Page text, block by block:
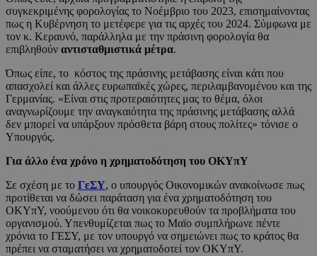
συγκεκριμένης φορολογίας το Νοέμβριο του 2023, επισημαίνοντας
πως η Κυβέρνηση το μετέφερε για τις αρχές του 2024. Σύμφωνα με
τον κ. Κεραυνό, παράλληλα με την πράσινη φορολογία θα
επιβληθούν αντισταθμιστικά μέτρα.
Όπως είπε, το κόστος της πράσινης μετάβασης είναι κάτι που
απασχολεί και άλλες ευρωπαϊκές χώρες, περιλαμβανομένου και της
Γερμανίας. «Είναι στις προτεραιότητες μας το θέμα, όλοι
αναγνωρίζουμε την αναγκαιότητα της πράσινης μετάβασης αλλά
δεν μπορεί να υπάρξουν πρόσθετα βάρη στους πολίτες» τόνισε ο
Υπουργός.
Για άλλο ένα χρόνο η χρηματοδότηση του ΟΚΥπΥ
Σε σχέση με το ΓεΣΥ, ο υπουργός Οικονομικών ανακοίνωσε πως
προτίθεται να δώσει παράταση για ένα χρηματοδότηση του
ΟΚΥπΥ, νοούμενου ότι θα νοικοκυρευθούν τα προβλήματα του
οργανισμού. Υπενθυμίζεται πως το Μαϊο συμπλήρωνε πέντε
χρόνια το ΓΕΣΥ, με τον υπουργό να σημειώνει πως το κράτος θα
πρέπει να σταματήσει να χρηματοδοτεί τον ΟΚΥπΥ.